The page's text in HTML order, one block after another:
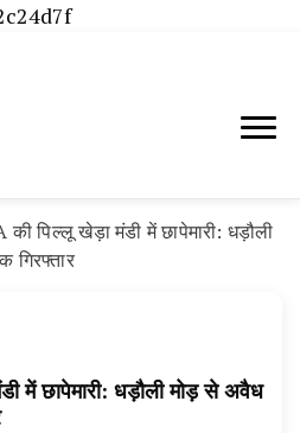
हरियाणा की ताजा खबरें
Today, Haryana Live, Live
News Today, Latest News
News, Hansi News
Haryana Crime News Today,
in Haryana, Weather Alert
पिल्लू खेड़ा मंडी में छापेमारी: धड़ौली
गिरफ्तार
में छापेमारी: धड़ौली मोड़ से अवैध